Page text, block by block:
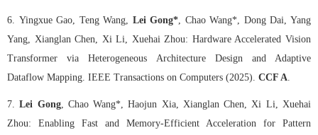
6. Yingxue Gao, Teng Wang, Lei Gong*, Chao Wang*, Dong Dai, Yang
Yang, Xianglan Chen, Xi Li, Xuehai Zhou: Hardware Accelerated Vision
Transformer via Heterogeneous Architecture Design and Adaptive
Dataflow Mapping. IEEE Transactions on Computers (2025). CCF A.
7. Lei Gong, Chao Wang*, Haojun Xia, Xianglan Chen, Xi Li, Xuehai
Zhou: Enabling Fast and Memory-Efficient Acceleration for Pattern